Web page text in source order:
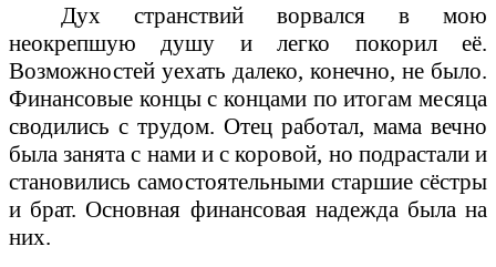
Дух странствий ворвался в мою
неокрепшую душу и легко покорил её.
Возможностей уехать далеко, конечно, не было.
Финансовые концы с концами по итогам месяца
сводились с трудом. Отец работал, мама вечно
была занята с нами и с коровой, но подрастали и
становились самостоятельными старшие сёстры
и брат. Основная финансовая надежда была на
них.